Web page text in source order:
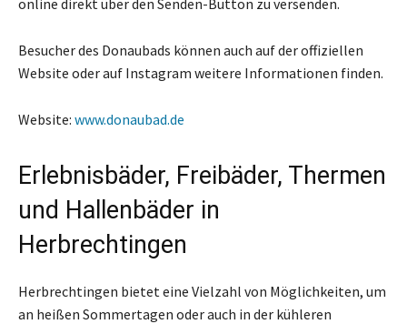
Besucher des Donaubads können auch auf der offiziellen
Website oder auf Instagram weitere Informationen finden.
Website: www.donaubad.de
Erlebnisbäder, Freibäder, Thermen
und Hallenbäder in
Herbrechtingen
Herbrechtingen bietet eine Vielzahl von Möglichkeiten, um
an heißen Sommertagen oder auch in der kühleren